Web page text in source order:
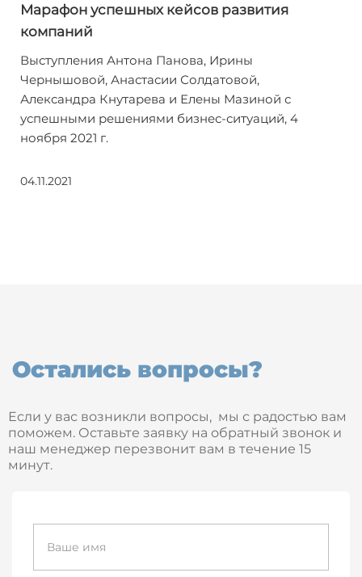
Марафон успешных кейсов развития
компаний
Выступления Антона Панова, Ирины
Чернышовой, Анастасии Солдатовой,
Александра Кнутарева и Елены Мазиной с
успешными решениями бизнес-ситуаций, 4
ноября 2021 г.
04.11.2021
Остались вопросы?
Если у вас возникли вопросы, мы с радостью вам
поможем. Оставьте заявку на обратный звонок и
наш менеджер перезвонит вам в течение 15
минут.